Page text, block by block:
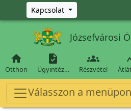
Ugrás a fő tartalomra
Kapcsolat
Józsefvárosi

Otthon

Ügyintéz…

Részvétel
Válasszon a